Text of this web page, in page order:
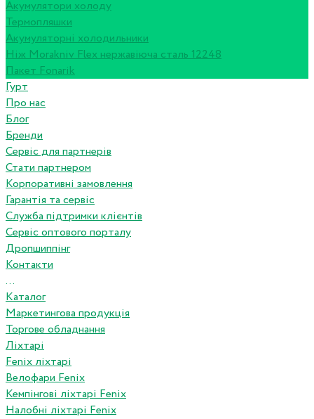
Акумулятори холоду
Термопляшки
Акумуляторні холодильники
Ніж Morakniv Flex нержавіюча сталь 12248
Пакет Fonarik
Гурт
Про нас
Блог
Бренди
Сервіс для партнерів
Стати партнером
Корпоративні замовлення
Гарантія та сервіс
Служба підтримки клієнтів
Сервіс оптового порталу
Дропшиппінг
Контакти
...
Каталог
Маркетингова продукція
Торгове обладнання
Ліхтарі
Fenix ліхтарі
Велофари Fenix
Кемпінгові ліхтарі Fenix
Налобні ліхтарі Fenix